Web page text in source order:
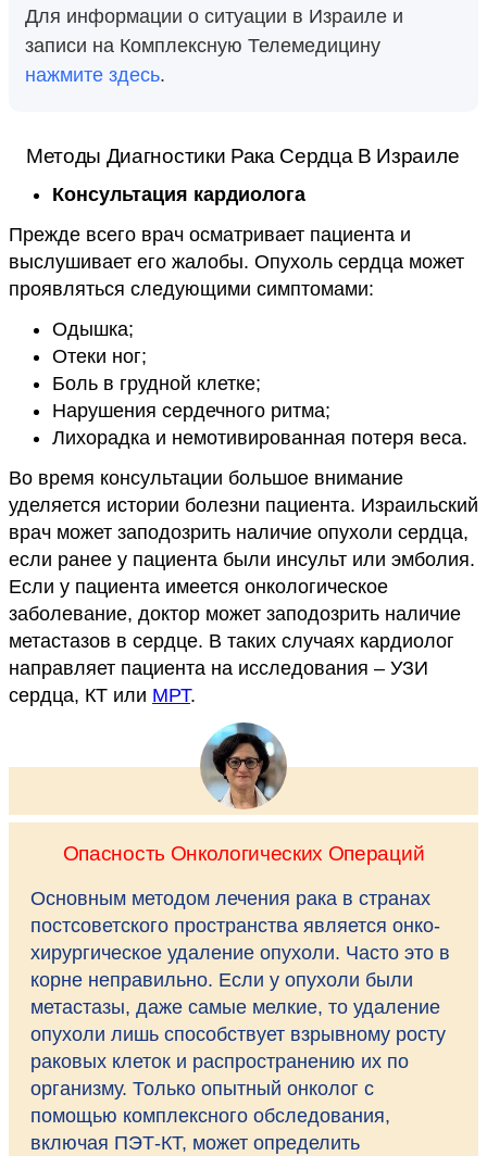
Для информации о ситуации в Израиле и
записи на Комплексную Телемедицину
нажмите здесь.
Методы Диагностики Рака Сердца В Израиле
Консультация кардиолога
Прежде всего врач осматривает пациента и
выслушивает его жалобы. Опухоль сердца может
проявляться следующими симптомами:
Одышка;
Отеки ног;
Боль в грудной клетке;
Нарушения сердечного ритма;
Лихорадка и немотивированная потеря веса.
Во время консультации большое внимание
уделяется истории болезни пациента. Израильский
врач может заподозрить наличие опухоли сердца,
если ранее у пациента были инсульт или эмболия.
Если у пациента имеется онкологическое
заболевание, доктор может заподозрить наличие
метастазов в сердце. В таких случаях кардиолог
направляет пациента на исследования – УЗИ
сердца, КТ или МРТ.
Опасность Онкологических Операций
Основным методом лечения рака в странах
постсоветского пространства является онко-
хирургическое удаление опухоли. Часто это в
корне неправильно. Если у опухоли были
метастазы, даже самые мелкие, то удаление
опухоли лишь способствует взрывному росту
раковых клеток и распространению их по
организму. Только опытный онколог с
помощью комплексного обследования,
включая ПЭТ-КТ, может определить